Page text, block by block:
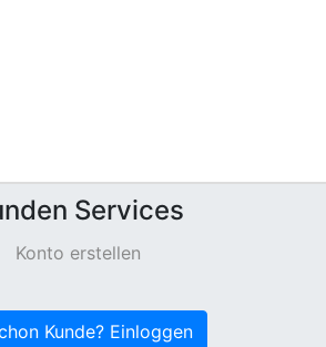
Services
Konto erstellen
Kunde? Einloggen